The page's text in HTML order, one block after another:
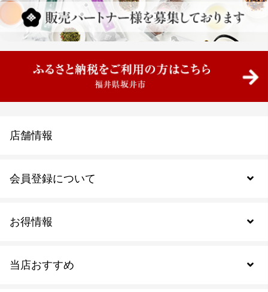
当店おすすめ
お得情報
会員登録について
会員規約について
店舗情報